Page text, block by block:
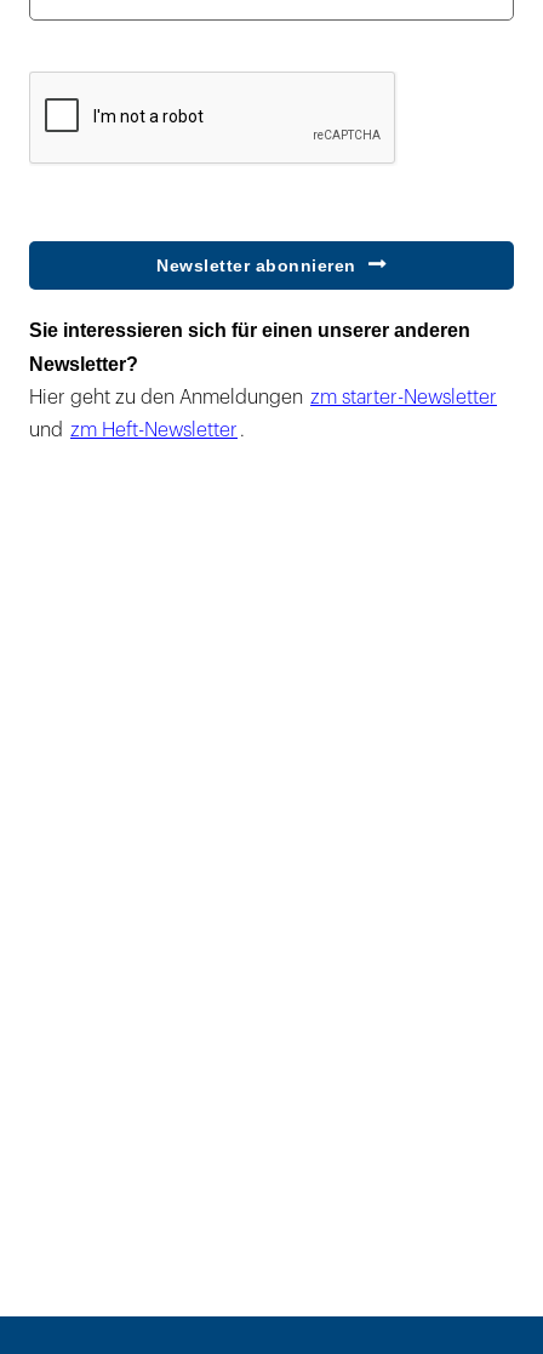
Newsletter abonnieren
Sie interessieren sich für einen unserer anderen
Newsletter?
Hier geht zu den Anmeldungen zm starter-Newsletter
und zm Heft-Newsletter .